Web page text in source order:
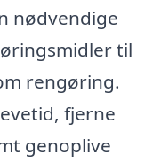
nødvendige
til
rengøring.
fjerne
genoplive